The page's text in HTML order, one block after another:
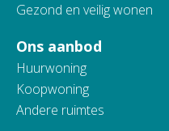
Gezond en veilig wonen
Ons aanbod
Huurwoning
Koopwoning
Andere ruimtes